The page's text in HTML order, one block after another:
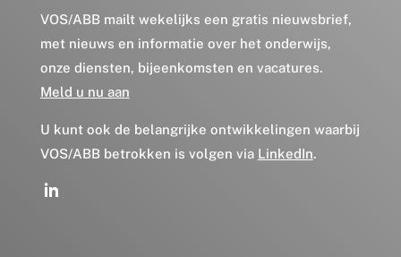
VOS/ABB mailt wekelijks een gratis nieuwsbrief,
met nieuws en informatie over het onderwijs,
onze diensten, bijeenkomsten en vacatures.
Meld u nu aan
U kunt ook de belangrijke ontwikkelingen waarbij
VOS/ABB betrokken is volgen via LinkedIn.